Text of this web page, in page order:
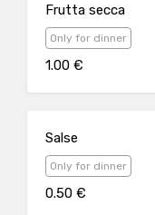
Frutta secca
Only for dinner
1.00 €
Salse
Only for dinner
0.50 €